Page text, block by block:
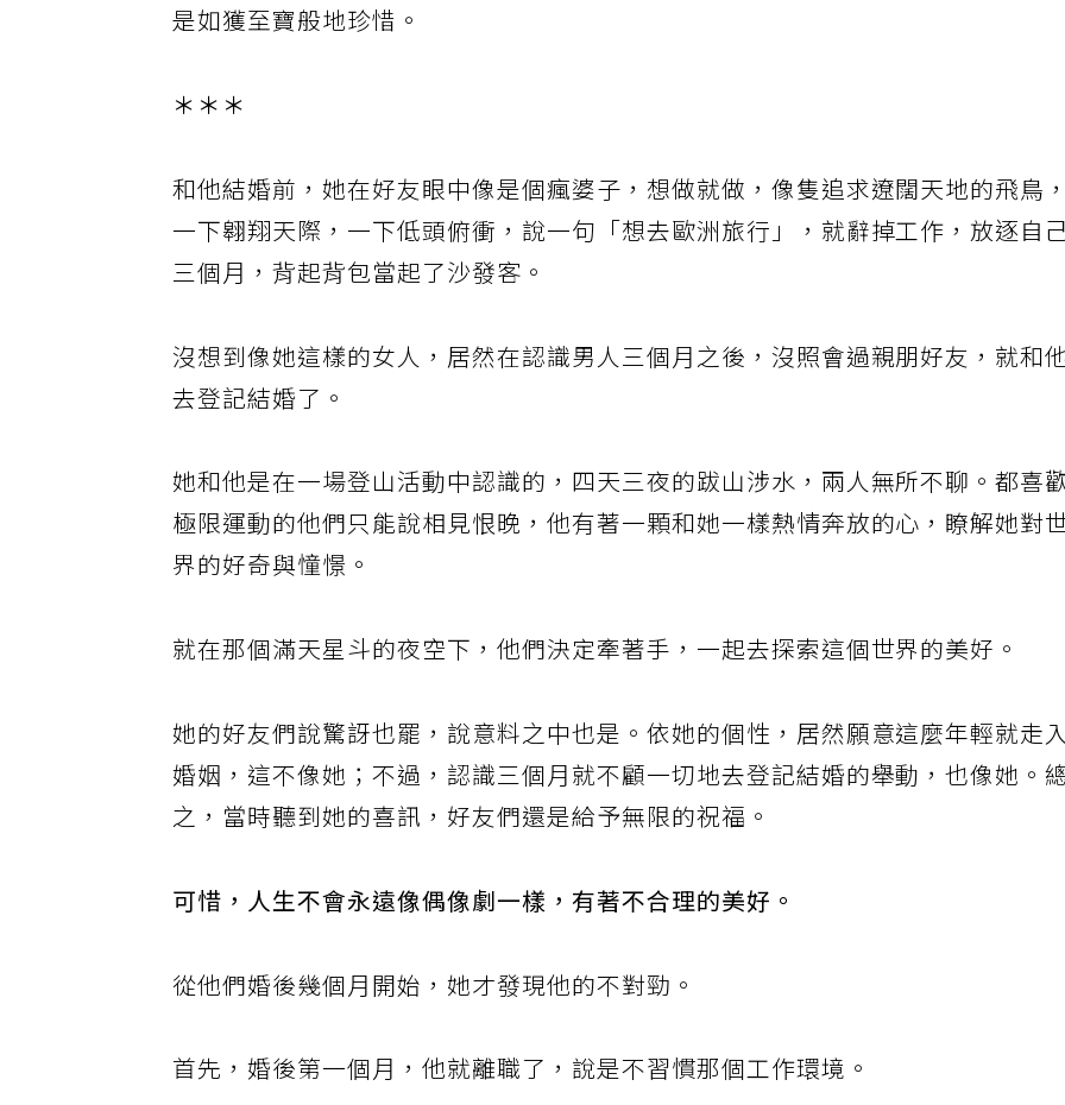
是如獲至寶般地珍惜。
＊＊＊
和他結婚前，她在好友眼中像是個瘋婆子，想做就做，像隻追求遼闊天地的飛鳥
一下翱翔天際，一下低頭俯衝，說一句「想去歐洲旅行」，就辭掉工作，放逐自
三個月，背起背包當起了沙發客。
沒想到像她這樣的女人，居然在認識男人三個月之後，沒照會過親朋好友，就和
去登記結婚了。
她和他是在一場登山活動中認識的，四天三夜的跋山涉水，兩人無所不聊。都喜
極限運動的他們只能說相見恨晚，他有著一顆和她一樣熱情奔放的心，瞭解她對
界的好奇與憧憬。
就在那個滿天星斗的夜空下，他們決定牽著手，一起去探索這個世界的美好。
她的好友們說驚訝也罷，說意料之中也是。依她的個性，居然願意這麼年輕就走
婚姻，這不像她；不過，認識三個月就不顧一切地去登記結婚的舉動，也像她。
之，當時聽到她的喜訊，好友們還是給予無限的祝福。
可惜，人生不會永遠像偶像劇一樣，有著不合理的美好。
從他們婚後幾個月開始，她才發現他的不對勁。
首先，婚後第一個月，他就離職了，說是不習慣那個工作環境。